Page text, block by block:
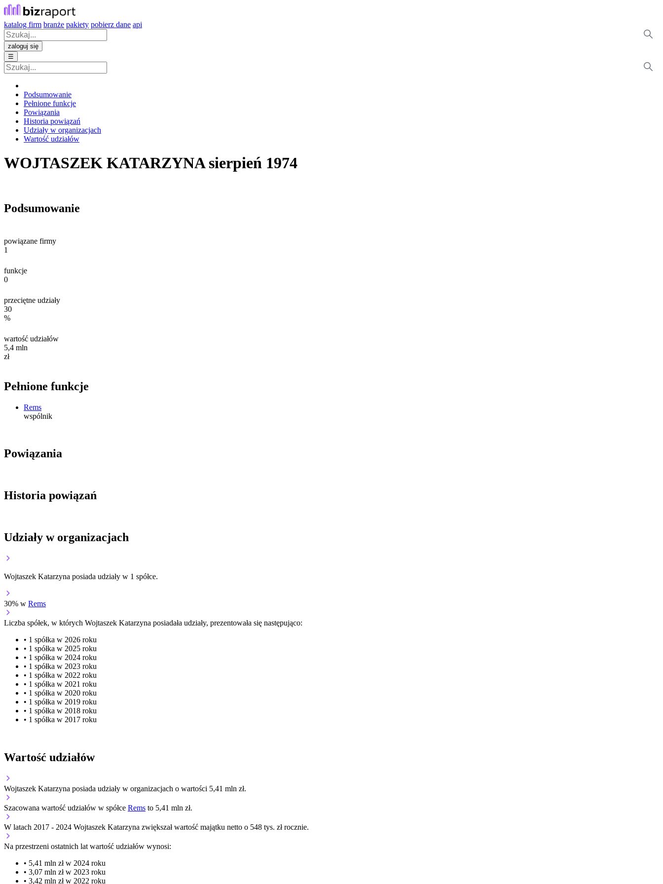
katalog firm branże pakiety pobierz dane api
zaloguj się
☰
Podsumowanie
Pełnione funkcje
Powiązania
Historia powiązań
Udziały w organizacjach
Wartość udziałów
WOJTASZEK KATARZYNA sierpień 1974
Podsumowanie
powiązane firmy
1
funkcje
0
przeciętne udziały
30
%
wartość udziałów
5,4 mln
zł
Pełnione funkcje
Rems
wspólnik
Powiązania
Historia powiązań
Udziały w organizacjach
Wojtaszek Katarzyna posiada udziały w 1 spółce.
30% w Rems
Liczba spółek, w których Wojtaszek Katarzyna posiadała udziały, prezentowała się następująco:
• 1 spółka w 2026 roku
• 1 spółka w 2025 roku
• 1 spółka w 2024 roku
• 1 spółka w 2023 roku
• 1 spółka w 2022 roku
• 1 spółka w 2021 roku
• 1 spółka w 2020 roku
• 1 spółka w 2019 roku
• 1 spółka w 2018 roku
• 1 spółka w 2017 roku
Wartość udziałów
Wojtaszek Katarzyna posiada udziały w organizacjach o wartości 5,41 mln zł.
Szacowana wartość udziałów w spółce Rems to 5,41 mln zł.
W latach 2017 - 2024 Wojtaszek Katarzyna zwiększał wartość majątku netto o 548 tys. zł rocznie.
Na przestrzeni ostatnich lat wartość udziałów wynosi:
• 5,41 mln zł w 2024 roku
• 3,07 mln zł w 2023 roku
• 3,42 mln zł w 2022 roku